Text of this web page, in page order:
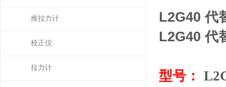
推拉力计
校正仪
拉力计
L2G40 代
L2G40 代
型号：